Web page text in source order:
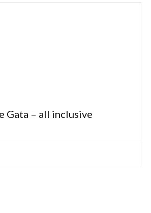
Gata – all inclusive